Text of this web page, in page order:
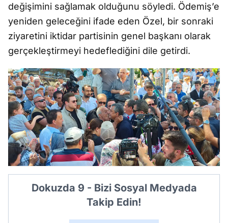
değişimini sağlamak olduğunu söyledi. Ödemiş’e
yeniden geleceğini ifade eden Özel, bir sonraki
ziyaretini iktidar partisinin genel başkanı olarak
gerçekleştirmeyi hedeflediğini dile getirdi.
Dokuzda 9 - Bizi Sosyal Medyada
Takip Edin!